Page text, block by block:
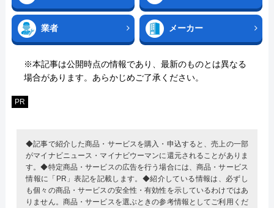
業者 メーカー
※本記事は公開時点の情報であり、最新のものとは異なる
場合があります。あらかじめご了承ください。
PR
◆記事で紹介した商品・サービスを購入・申込すると、売上の一部
がマイナビニュース・マイナビウーマンに還元されることがありま
す。◆特定商品・サービスの広告を行う場合には、商品・サービス
情報に「PR」表記を記載します。◆紹介している情報は、必ずし
も個々の商品・サービスの安全性・有効性を示しているわけではあ
りません。商品・サービスを選ぶときの参考情報としてご利用くだ